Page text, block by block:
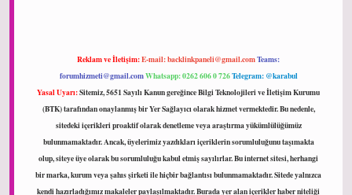
Reklam ve İletişim:E-mail:backlinkpaneli@gmail.comTeams:
forumhizmeti@gmail.comWhatsapp: 0262 606 0 726Telegram: @karabul
Yasal Uyarı:Sitemiz, 5651 Sayılı Kanun gereğince Bilgi Teknolojileri ve İletişim Kurumu
(BTK) tarafından onaylanmış bir Yer Sağlayıcı olarak hizmet vermektedir. Bu nedenle,
sitedeki içerikleri proaktif olarak denetleme veya araştırma yükümlülüğümüz
bulunmamaktadır. Ancak, üyelerimiz yazdıkları içeriklerin sorumluluğunu taşımakta
olup, siteye üye olarak bu sorumluluğu kabul etmiş sayılırlar. Bu internet sitesi, herhangi
bir marka, kurum veya şahıs şirketi ile hiçbir bağlantısı bulunmamaktadır. Sitede yalnızca
kendi hazırladığımız makaleler paylaşılmaktadır. Burada yer alan içerikler haber niteliği